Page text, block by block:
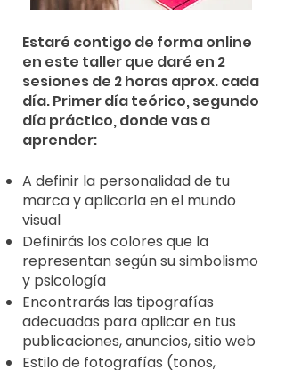
Estaré contigo de forma online
en este taller que daré en 2
sesiones de 2 horas aprox. cada
día. Primer día teórico, segundo
día práctico, donde vas a
aprender:
A definir la personalidad de tu
marca y aplicarla en el mundo
visual
Definirás los colores que la
representan según su simbolismo
y psicología
Encontrarás las tipografías
adecuadas para aplicar en tus
publicaciones, anuncios, sitio web
Estilo de fotografías (tonos,